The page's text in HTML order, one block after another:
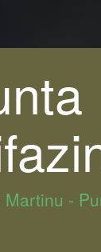
Martinu -